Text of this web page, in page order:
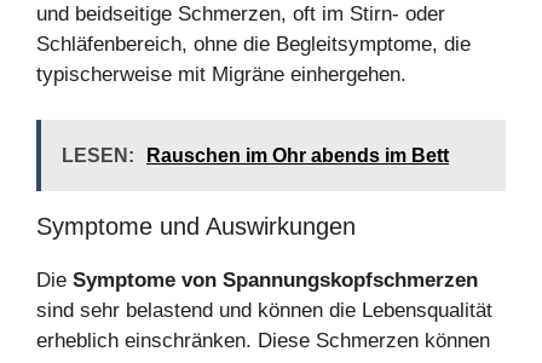
und beidseitige Schmerzen, oft im Stirn- oder
Schläfenbereich, ohne die Begleitsymptome, die
typischerweise mit Migräne einhergehen.
LESEN: Rauschen im Ohr abends im Bett
Symptome und Auswirkungen
Die Symptome von Spannungskopfschmerzen
sind sehr belastend und können die Lebensqualität
erheblich einschränken. Diese Schmerzen können